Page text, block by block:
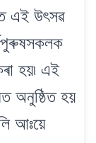
এই উৎসৱ
হয়৷ এই
অনুষ্ঠিত হয়
আঃয়ে